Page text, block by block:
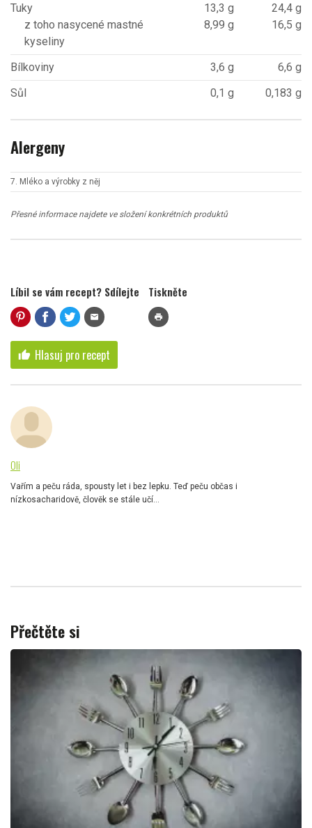
Tuky
z toho nasycené mastné
kyseliny
13,3 g
8,99 g
24,4 g
16,5 g
Bílkoviny 3,6 g
6,6 g
Sůl
0,1 g 0,183 g
Alergeny
7. Mléko a výrobky z něj
Přesné informace najdete ve složení konkrétních produktů
Líbil se vám recept? Sdílejte
mail
Tiskněte
print
thumb_up Hlasuj pro recept
Oli
Vařím a peču ráda, spousty let i bez lepku. Teď peču občas i
nízkosacharidově, člověk se stále učí...
Přečtěte si